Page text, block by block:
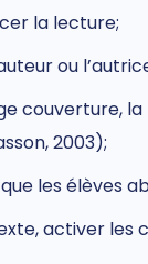
la lecture;
ou
couverture, la
2003);
les élèves
activer les